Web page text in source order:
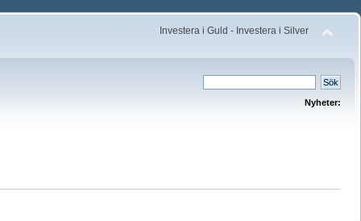
Investera i Guld - Investera i Silver
Nyheter: